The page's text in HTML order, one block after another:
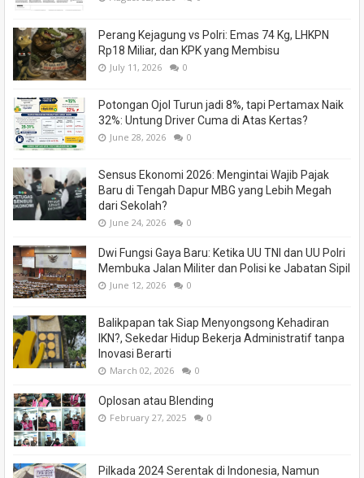
Perang Kejagung vs Polri: Emas 74 Kg, LHKPN
Rp18 Miliar, dan KPK yang Membisu
July 11, 2026 0
Potongan Ojol Turun jadi 8%, tapi Pertamax Naik
32%: Untung Driver Cuma di Atas Kertas?
June 28, 2026 0
Sensus Ekonomi 2026: Mengintai Wajib Pajak
Baru di Tengah Dapur MBG yang Lebih Megah
dari Sekolah?
June 24, 2026 0
Dwi Fungsi Gaya Baru: Ketika UU TNI dan UU Polri
Membuka Jalan Militer dan Polisi ke Jabatan Sipil
June 12, 2026 0
Balikpapan tak Siap Menyongsong Kehadiran
IKN?, Sekedar Hidup Bekerja Administratif tanpa
Inovasi Berarti
March 02, 2026 0
Oplosan atau Blending
February 27, 2025 0
Pilkada 2024 Serentak di Indonesia, Namun